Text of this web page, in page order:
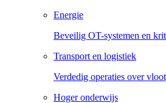
Energie
Beveilig OT-systemen en
Transport en logistiek
Verdedig operaties over
Hoger onderwijs